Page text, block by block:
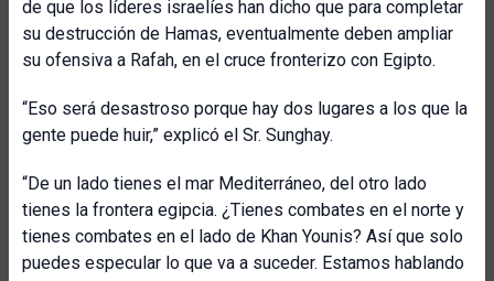
de que los líderes israelíes han dicho que para completar
su destrucción de Hamas, eventualmente deben ampliar
su ofensiva a Rafah, en el cruce fronterizo con Egipto.
“Eso será desastroso porque hay dos lugares a los que la
gente puede huir,” explicó el Sr. Sunghay.
“De un lado tienes el mar Mediterráneo, del otro lado
tienes la frontera egipcia. ¿Tienes combates en el norte y
tienes combates en el lado de Khan Younis? Así que solo
puedes especular lo que va a suceder. Estamos hablando